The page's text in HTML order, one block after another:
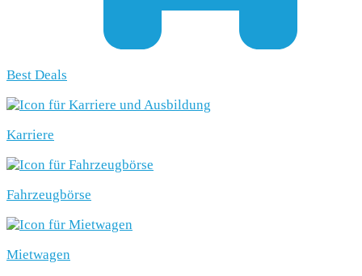
Best Deals
Karriere
Fahrzeugbörse
Mietwagen